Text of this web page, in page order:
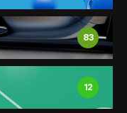
83
12